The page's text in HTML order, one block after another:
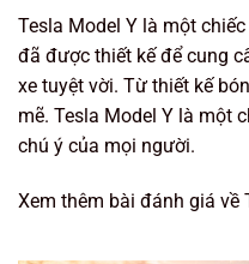
Tesla Model Y là một
đã được thiết kế để cung
xe tuyệt vời. Từ thiết kế
mẽ. Tesla Model Y là một
chú ý của mọi người.
Xem thêm bài đánh giá về